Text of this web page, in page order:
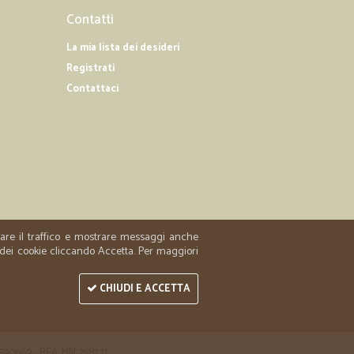
servizio, spedizione veloce,però troppa plastica
carta o cartone,,bisogna eliminare la plastica,per
Contatti
La mia lista dei desideri
Registrati
Contattaci
il traffico e mostrare messaggi anche
cookie cliccando Accetta. Per maggiori
CHIUDI E ACCETTA